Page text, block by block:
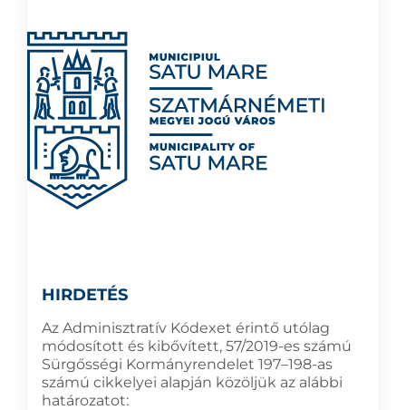
HIRDETÉS
Az Adminisztratív Kódexet érintő utólag
módosított és kibővített, 57/2019-es számú
Sürgősségi Kormányrendelet 197–198-as
számú cikkelyei alapján közöljük az alábbi
határozatot: